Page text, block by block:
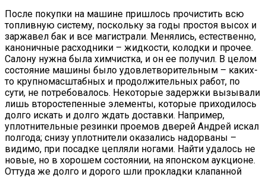
После покупки на машине пришлось прочистить всю
топливную систему, поскольку за годы простоя высох и
заржавел бак и все магистрали. Менялись, естественно,
каноничные расходники – жидкости, колодки и прочее.
Салону нужна была химчистка, и он ее получил. В целом
состояние машины было удовлетворительным – каких-
то крупномасштабных и продолжительных работ, по
сути, не потребовалось. Некоторые задержки вызывали
лишь второстепенные элементы, которые приходилось
долго искать и долго ждать доставки. Например,
уплотнительные резинки проемов дверей Андрей искал
полгода; снизу уплотнители оказались надорваны –
видимо, при посадке цепляли ногами. Найти удалось не
новые, но в хорошем состоянии, на японском аукционе.
Оттуда же долго и дорого шли прокладки клапанной